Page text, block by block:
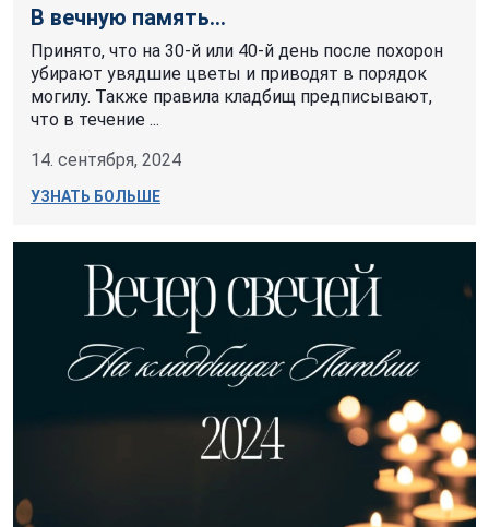
В вечную память...
Принято, что на 30-й или 40-й день после похорон
убирают увядшие цветы и приводят в порядок
могилу. Также правила кладбищ предписывают,
что в течение ...
14. сентября, 2024
УЗНАТЬ БОЛЬШЕ